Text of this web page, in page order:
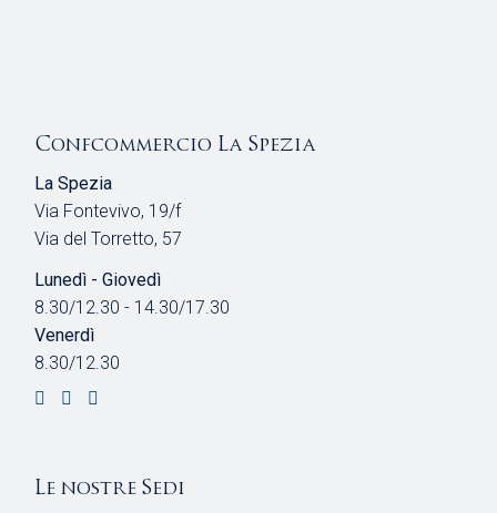
Confcommercio La Spezia
La Spezia
Via Fontevivo, 19/f
Via del Torretto, 57
Lunedì - Giovedì
8.30/12.30 - 14.30/17.30
Venerdì
8.30/12.30
Le nostre Sedi